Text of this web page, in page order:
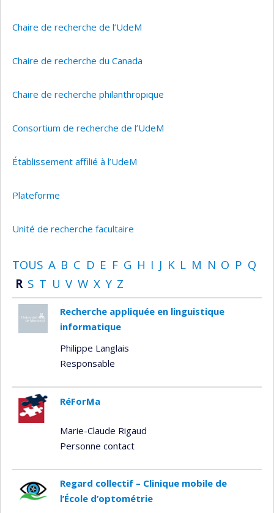
Chaire de recherche de l’UdeM
Chaire de recherche du Canada
Chaire de recherche philanthropique
Consortium de recherche de l’UdeM
Établissement affilié à l’UdeM
Plateforme
Unité de recherche facultaire
TOUS A B C D E F G H I J K L M N O P Q
R S T U V W X Y Z
Recherche appliquée en linguistique
informatique
Philippe Langlais
Responsable
RéForMa
Marie-Claude Rigaud
Personne contact
Regard collectif – Clinique mobile de
l’École d’optométrie